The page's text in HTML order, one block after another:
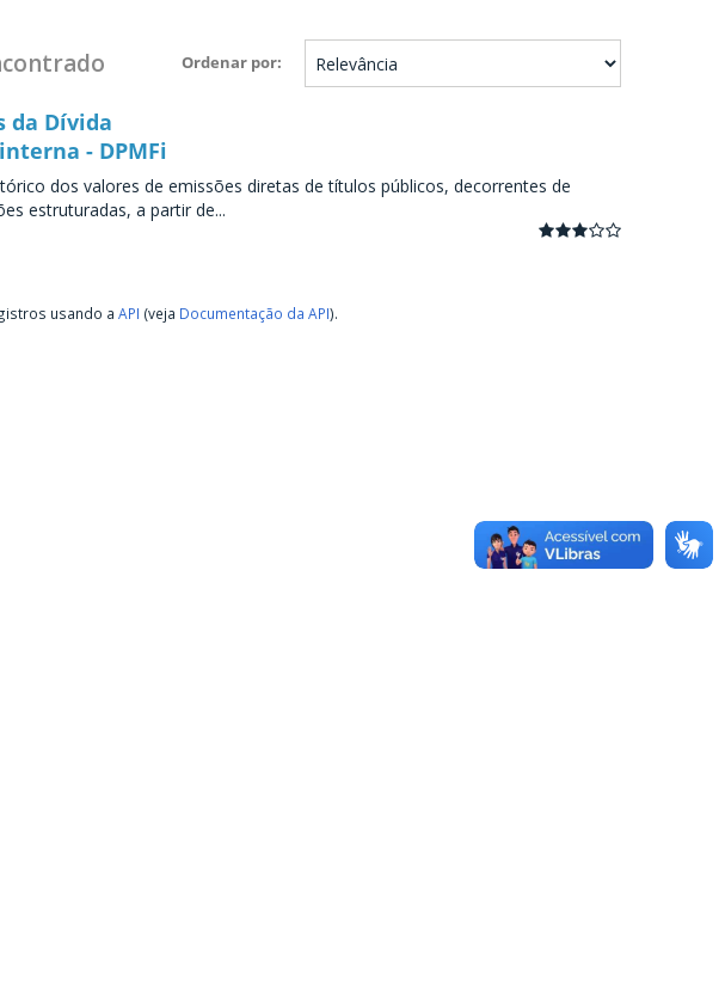
Ordenar por
da Dívida
- DPMFi
dos valores de emissões diretas de títulos públicos, decorrentes de
estruturadas, a partir de...
usando a API (veja Documentação da API).